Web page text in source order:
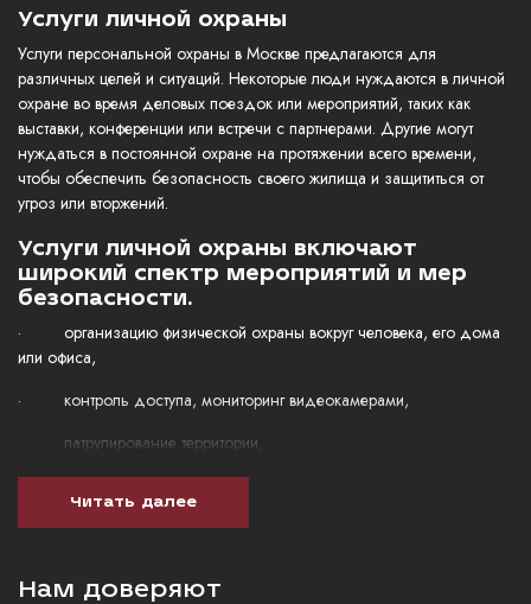
Услуги личной охраны
Услуги персональной охраны в Москве предлагаются для
различных целей и ситуаций. Некоторые люди нуждаются в личной
охране во время деловых поездок или мероприятий, таких как
выставки, конференции или встречи с партнерами. Другие могут
нуждаться в постоянной охране на протяжении всего времени,
чтобы обеспечить безопасность своего жилища и защититься от
угроз или вторжений.
Услуги личной охраны включают
широкий спектр мероприятий и мер
безопасности.
· организацию физической охраны вокруг человека, его дома
или офиса,
· контроль доступа, мониторинг видеокамерами,
· патрулирование территории,
Охранники, работающие в компаниях по личной охране, обладают
сложных ситуациях и знанием местных условий и правил
Читать далее
Нам доверяют